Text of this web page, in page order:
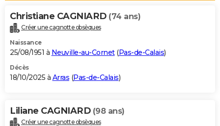
Alimentation
Guide de la santé
Maladies
Médicaments
Sommeil
VOYAGE
Destinations
City break
Voyage nature
Voyage de noces
Forum
Climat
+PHOTO
GUIDES D'ACHAT
BONS PLANS
Carte de Noël
Carte Bonne année
Carte Saint-Valentin
Carte Pâques
Carte d'anniversaire
DICTIONNAIRE
Christiane CAGNIARD (74 ans)
Créer une cagnotte obsèques
Naissance
25/08/1951 à Neuville-au-Cornet(Pas-de-Calais)
Décès
18/10/2025 à Arras (Pas-de-Calais)
Liliane CAGNIARD (98 ans)
Créer une cagnotte obsèques